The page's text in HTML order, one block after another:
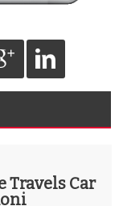
Travels Car